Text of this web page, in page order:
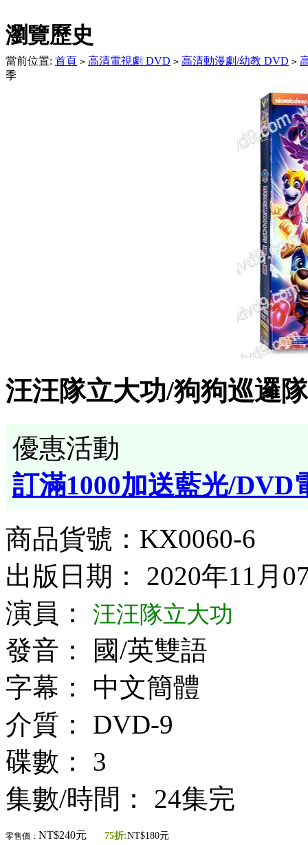
瀏覽歷史
當前位置: 首頁 > 高清電視劇 DVD > 高清動漫劇/幼教 DVD >
季
汪汪隊立大功/狗狗巡邏
優惠活動
訂滿1000加送藍光/DVD
商品貨號：KX0060-6
出版日期： 2020年11月
演員： 汪汪隊立大功
發音： 國/英雙語
字幕： 中文簡體
介質： DVD-9
碟數： 3
集數/時間： 24集完
零售價： NT$240元 75折:NT$180元